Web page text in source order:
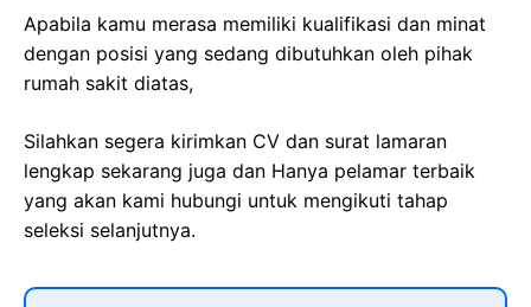
Apabila kamu merasa memiliki kualifikasi dan minat
dengan posisi yang sedang dibutuhkan oleh pihak
rumah sakit diatas,
Silahkan segera kirimkan CV dan surat lamaran
lengkap sekarang juga dan Hanya pelamar terbaik
yang akan kami hubungi untuk mengikuti tahap
seleksi selanjutnya.